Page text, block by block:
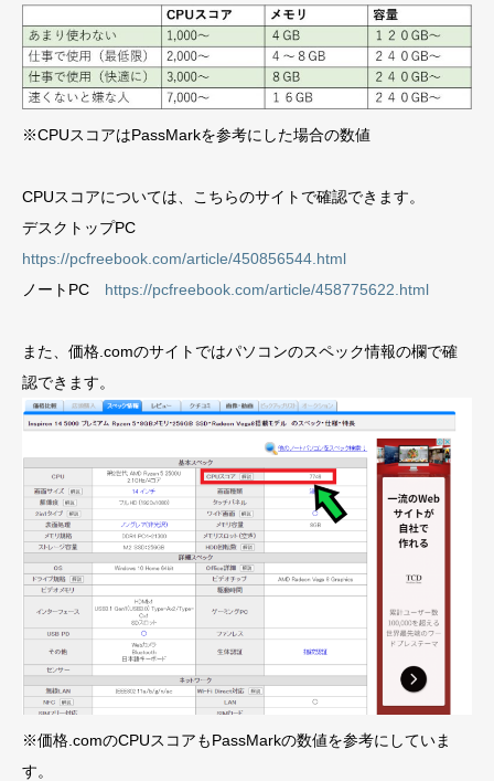
※CPUスコアはPassMarkを参考にした場合の数値
CPUスコアについては、こちらのサイトで確認できます。
デスクトップPC
https://pcfreebook.com/article/450856544.html
ノートPC https://pcfreebook.com/article/458775622.html
また、価格.comのサイトではパソコンのスペック情報の欄で確
認できます。
※価格.comのCPUスコアもPassMarkの数値を参考にしていま
す。